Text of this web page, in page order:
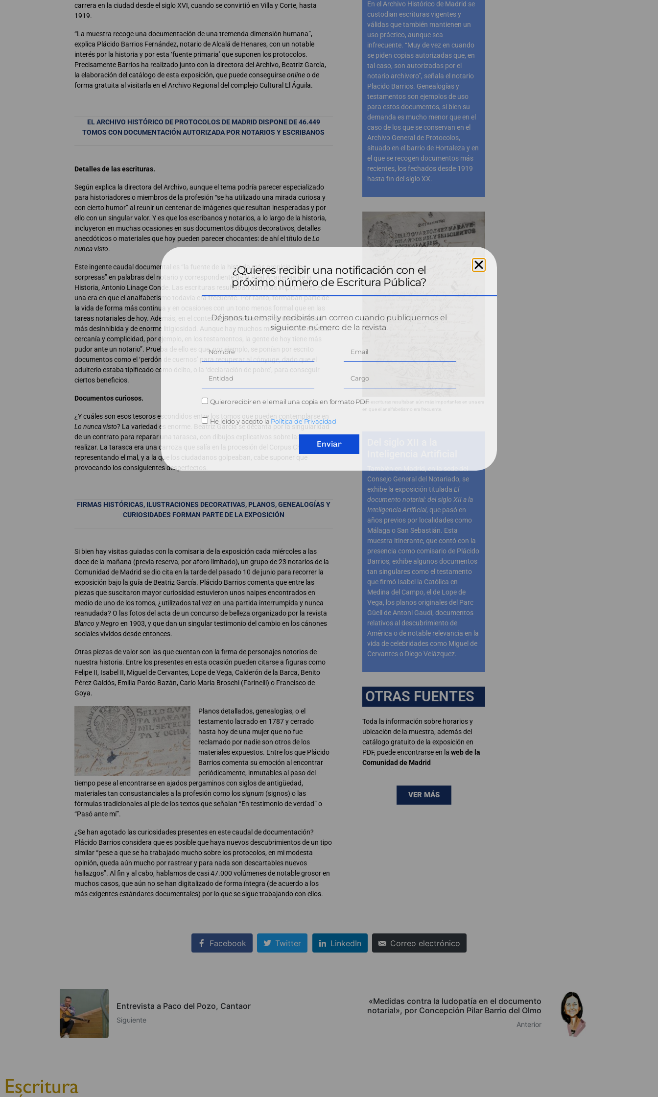
carrera en la ciudad desde el siglo XVI, cuando se convirtió en Villa y Corte, hasta
1919.
“La muestra recoge una documentación de una tremenda dimensión humana”,
explica Plácido Barrios Fernández, notario de Alcalá de Henares, con un notable
interés por la historia y por esta ‘fuente primaria’ que suponen los protocolos.
Precisamente Barrios ha realizado junto con la directora del Archivo, Beatriz García,
la elaboración del catálogo de esta exposición, que puede conseguirseonlineo de
forma gratuita al visitarla en el Archivo Regional del complejo Cultural El Águila.
EL ARCHIVO HISTÓRICO DE PROTOCOLOS DE MADRID DISPONE DE 46.449
TOMOS CON DOCUMENTACIÓN AUTORIZADA POR NOTARIOS Y ESCRIBANOS
Detalles de las escrituras.
Según explica la directora del Archivo, aunque el tema podría parecer especializado
para historiadores o miembros de la profesión “se ha utilizado una mirada curiosa y
con cierto humor” al reunir un centenar de imágenes que resultan inesperadas y por
ello con un singular valor. Y es que los escribanos y notarios, a lo largo de la historia,
incluyeron en muchas ocasiones en sus documentos dibujos decorativos, detalles
anecdóticos o materiales que hoy pueden parecer chocantes: de ahí el título deLo
nunca visto.
Este ingente caudal documental es “la fuente de la historia más propicia a las
sorpresas” en palabras del notario y correspondiente de la Real Academia de la
Historia, Antonio Linage Conde. Las escrituras resultaban aún más importantes en
una era en que el analfabetismo todavía era frecuente. Por tanto, formaban parte de
la vida de forma más continua y en ocasiones con un tono menos formal que en las
tareas notariales de hoy. Además, en el contexto, explica Barrios, “de una sociedad
más desinhibida y de enorme litigiosidad. Aunque hay muchos momentos de especial
cercanía y complicidad, por ejemplo, en los testamentos, la gente de hoy tiene más
pudor ante un notario”. Prueba de ello es que, por ejemplo, se ponían por escrito
documentos como el ‘perdón de cuernos’ para recuperar al cónyuge, dado que el
adulterio estaba tipificado como delito, o la ‘declaración de pobre’, para conseguir
ciertos beneficios.
Documentos curiosos.
¿Y cuáles son esos tesoros escondidos entre los tomos que pueden contemplarse en
Lo nunca visto? La variedad es enorme. Beatriz García se decanta por la singularidad
de un contrato para reparar una tarasca, con dibujos explicativos sobre las tareas a
realizar. La tarasca era una carroza que salía en la procesión del Corpus Christi
representando el mal, y a la que los ciudadanos golpeaban, cabe suponer que
provocando los consiguientes desperfectos.
FIRMAS HISTÓRICAS, ILUSTRACIONES DECORATIVAS, PLANOS, GENEALOGÍAS Y
CURIOSIDADES FORMAN PARTE DE LA EXPOSICIÓN
Si bien hay visitas guiadas con la comisaria de la exposición cada miércoles a las
doce de la mañana (previa reserva, por aforo limitado), un grupo de 23 notarios de la
Comunidad de Madrid se dio cita en la tarde del pasado 10 de junio para recorrer la
exposición bajo la guía de Beatriz García. Plácido Barrios comenta que entre las
piezas que suscitaron mayor curiosidad estuvieron unos naipes encontrados en
medio de uno de los tomos, ¿utilizados tal vez en una partida interrumpida y nunca
reanudada? O las fotos del acta de un concurso de belleza organizado por la revista
Blanco y Negro en 1903, y que dan un singular testimonio del cambio en los cánones
sociales vividos desde entonces.
Otras piezas de valor son las que cuentan con la firma de personajes notorios de
nuestra historia. Entre los presentes en esta ocasión pueden citarse a figuras como
Felipe II, Isabel II, Miguel de Cervantes, Lope de Vega, Calderón de la Barca, Benito
Pérez Galdós, Emilia Pardo Bazán, Carlo Maria Broschi (Farinelli) o Francisco de
Goya.
Planos detallados, genealogías, o el
testamento lacrado en 1787 y cerrado
hasta hoy de una mujer que no fue
reclamado por nadie son otros de los
materiales expuestos. Entre los que Plácido
Barrios comenta su emoción al encontrar
periódicamente, inmutables al paso del
tiempo pese al encontrarse en ajados pergaminos con siglos de antigüedad,
materiales tan consustanciales a la profesión como lossignum (signos) o las
fórmulas tradicionales al pie de los textos que señalan “En testimonio de verdad” o
“Pasó ante mí”.
¿Se han agotado las curiosidades presentes en este caudal de documentación?
Plácido Barrios considera que es posible que haya nuevos descubrimientos de un tipo
similar “pese a que se ha trabajado mucho sobre los protocolos, en mi modesta
opinión, queda aún mucho por rastrear y para nada son descartables nuevos
hallazgos”. Al fin y al cabo, hablamos de casi 47.000 volúmenes de notable grosor en
muchos casos, que aún no se han digitalizado de forma íntegra (de acuerdo a los
más exigentes estándares documentales) por lo que se sigue trabajando con ellos.
En el Archivo Histórico de Madrid se
custodian escrituras vigentes y
válidas que también mantienen un
uso práctico, aunque sea
infrecuente. “Muy de vez en cuando
se piden copias autorizadas que, en
tal caso, son autorizadas por el
notario archivero”, señala el notario
Placido Barrios. Genealogías y
testamentos son ejemplos de uso
para estos documentos, si bien su
demanda es mucho menor que en el
caso de los que se conservan en el
Archivo General de Protocolos,
situado en el barrio de Hortaleza y en
el que se recogen documentos más
recientes, los fechados desde 1919
hasta fin del siglo XX.
Las escrituras resultaban aún más importantes en una era
en que el analfabetismo era frecuente.
Consejo General del Notariado, se
exhibe la exposición titulada El
documento notarial: del siglo XII a la
Inteligencia Artificial, que pasó en
años previos por localidades como
Málaga o San Sebastián. Esta
muestra itinerante, que contó con la
presencia como comisario de Plácido
Barrios, exhibe algunos documentos
tan singulares como el testamento
que firmó Isabel la Católica en
Medina del Campo, el de Lope de
Vega, los planos originales del Parc
Güell de Antoni Gaudí, documentos
relativos al descubrimiento de
América o de notable relevancia en la
vida de celebridades como Miguel de
Cervantes o Diego Velázquez.
OTRAS FUENTES
Toda la información sobre horarios y
ubicación de la muestra, además del
catálogo gratuito de la exposición en
PDF, puede encontrarse en la web de la
Comunidad de Madrid
VER MÁS
Facebook Twitter LinkedIn Correo electrónico
Entrevista a Paco del Pozo, Cantaor
Siguiente
«Medidas contra la ludopatía en el documento
notarial», por Concepción Pilar Barrio del Olmo
Anterior
¿Quieres recibir una notificación con el
próximo número de Escritura Pública?
Déjanos tu email y recibirás un correo cuando publiquemos el
siguiente número de la revista.
Quiero recibir en el email una copia en formato PDF
He leído y acepto la Política de Privacidad
Enviar